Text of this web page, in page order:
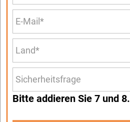
Bitte addieren Sie 7 und 8.